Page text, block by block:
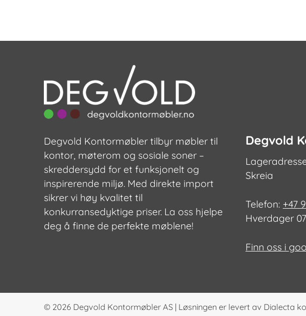
Degvold Kontormøbler tilbyr møbler til
kontor, møterom og sosiale soner –
skreddersydd for et funksjonelt og
inspirerende miljø. Med direkte import
sikrer vi høy kvalitet til
konkurransedyktige priser. La oss hjelpe
deg å finne de perfekte møblene!
Degvold
Skreia
Telefon: +47
Hverdager
Finn oss i
© 2026 Degvold Kontormøbler AS | Løsningen er levert av Dialecta